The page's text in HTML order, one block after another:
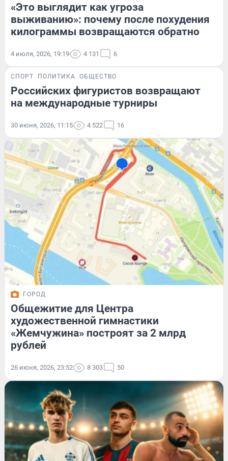
«Это выглядит как угроза
выживанию»: почему после похудения
килограммы возвращаются обратно
4 июля, 2026, 19:19 4 131 6
СПОРТ ПОЛИТИКА ОБЩЕСТВО
Российских фигуристов возвращают
на международные турниры
30 июня, 2026, 11:15 4 522 16
ГОРОД
Общежитие для Центра
художественной гимнастики
«Жемчужина» построят за 2 млрд
рублей
26 июня, 2026, 23:52 8 303 50